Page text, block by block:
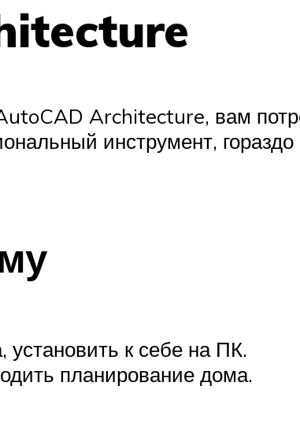
Architecture, вам
инструмент, гораздо
к себе на ПК.
планирование дома.